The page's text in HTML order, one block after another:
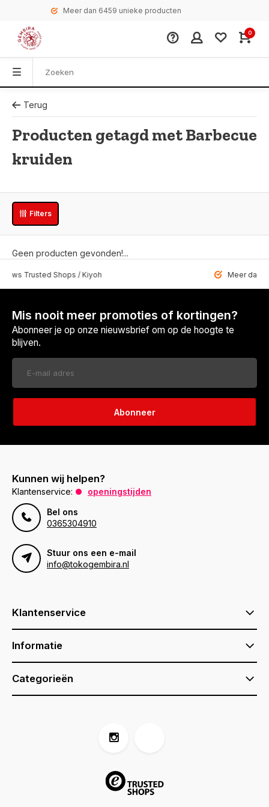
Meer dan 6459 unieke producten
0
Terug
Producten getagd met Barbecue
kruiden
Filters
Geen producten gevonden!...
Shops / Kiyoh Meer dan 6459
Mis nooit meer promoties of kortingen?
Abonneer je op onze nieuwsbrief om op de hoogte te
blijven.
Abonneer
Kunnen wij helpen?
Klantenservice:
openingstijden
Bel ons
0365304910
Stuur ons een e-mail
info@tokogembira.nl
Klantenservice
Informatie
Categorieën